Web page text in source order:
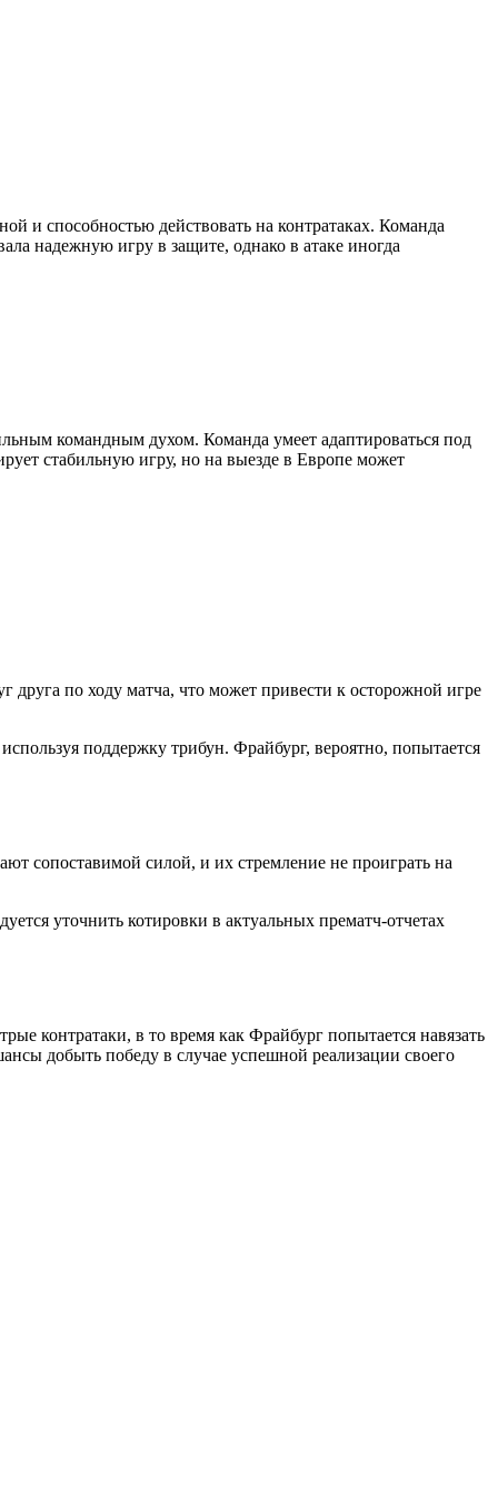
и способностью действовать на контратаках. Команда
надежную игру в защите, однако в атаке иногда
командным духом. Команда умеет адаптироваться под
стабильную игру, но на выезде в Европе может
друга по ходу матча, что может привести к осторожной игре
поддержку трибун. Фрайбург, вероятно, попытается
сопоставимой силой, и их стремление не проиграть на
уточнить котировки в актуальных прематч-отчетах
контратаки, в то время как Фрайбург попытается навязать
добыть победу в случае успешной реализации своего